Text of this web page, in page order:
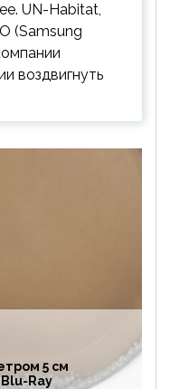
UN-Habitat,
(Samsung
воздвигнуть
5 см
Ray